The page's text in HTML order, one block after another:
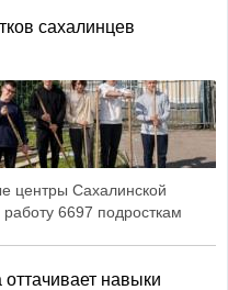
сахалинцев
центры Сахалинской
6697 подросткам
навыки